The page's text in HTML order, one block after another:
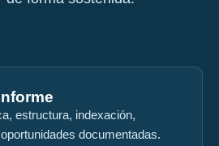
estructura, indexación,
documentadas.